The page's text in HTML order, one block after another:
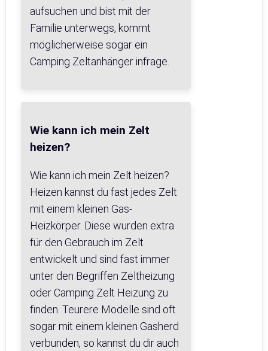
aufsuchen und bist mit der
Familie unterwegs, kommt
möglicherweise sogar ein
Camping Zeltanhänger infrage.
Wie kann ich mein Zelt
heizen?
Wie kann ich mein Zelt heizen?
Heizen kannst du fast jedes Zelt
mit einem kleinen Gas-
Heizkörper. Diese wurden extra
für den Gebrauch im Zelt
entwickelt und sind fast immer
unter den Begriffen Zeltheizung
oder Camping Zelt Heizung zu
finden. Teurere Modelle sind oft
sogar mit einem kleinen Gasherd
verbunden, so kannst du dir auch